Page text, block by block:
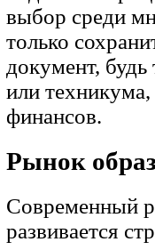
выбор среди
только
документ,
или
финансов.
Рынок
Современный
развивается